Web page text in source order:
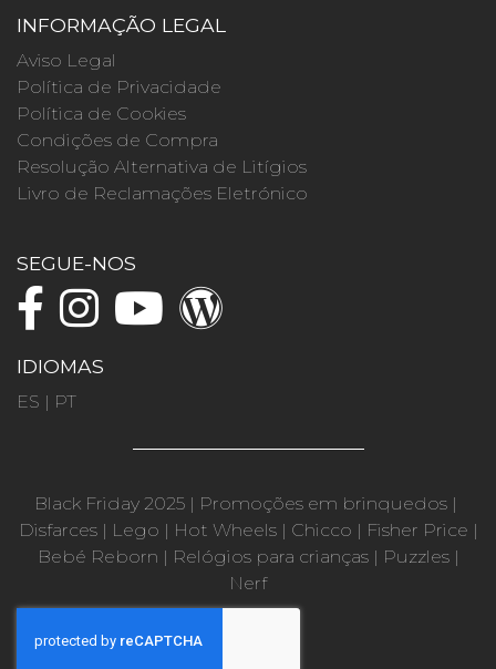
INFORMAÇÃO LEGAL
Aviso Legal
Política de Privacidade
Política de Cookies
Condições de Compra
Resolução Alternativa de Litígios
Livro de Reclamações Eletrónico
SEGUE-NOS
IDIOMAS
ES | PT
Black Friday 2025 | Promoções em brinquedos |
Disfarces| Lego | Hot Wheels| Chicco | Fisher Price |
Bebé Reborn | Relógios para crianças| Puzzles|
Nerf